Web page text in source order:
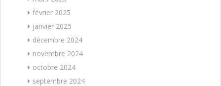
février 2025
janvier 2025
décembre 2024
novembre 2024
octobre 2024
septembre 2024